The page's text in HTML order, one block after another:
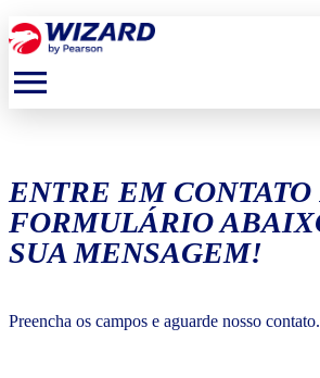
menu
ENTRE EM CONTATO
FORMULÁRIO
SUA MENSAGEM!
Preencha os campos e aguarde nosso contato.